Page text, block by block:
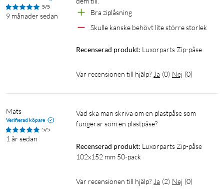
5/5
9 månader sedan
Bra ziplåsning
Skulle kanske behövt lite större storlek
Recenserad produkt: Luxorparts Zip-påse
Var recensionen till hjälp? Ja (0) Nej (0)
Mats
Verifierad köpare
5/5
1 år sedan
Vad ska man skriva om en plastpåse som
fungerar som en plastpåse?
Recenserad produkt: Luxorparts Zip-påse
102x152 mm 50-pack
Var recensionen till hjälp? Ja (2) Nej (0)